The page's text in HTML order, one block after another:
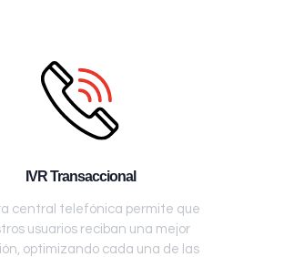
IVR Transaccional
central telefónica permite que
usuarios reciban una mejor
optimizando cada una de las